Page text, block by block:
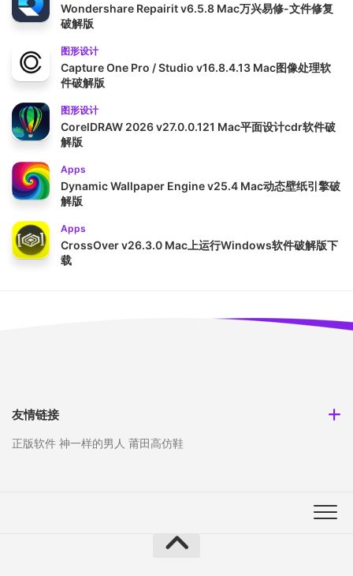
Wondershare Repairit v6.5.8 Mac万兴易修-文件修复
破解版
图形设计
Capture One Pro / Studio v16.8.4.13 Mac图像处理软
件破解版
图形设计
CorelDRAW 2026 v27.0.0.121 Mac平面设计cdr软件破
解版
Apps
Dynamic Wallpaper Engine v25.4 Mac动态壁纸引擎破
解版
Apps
CrossOver v26.3.0 Mac上运行Windows软件破解版下
载
友情链接
正版软件 神一样的男人 莆田高仿鞋